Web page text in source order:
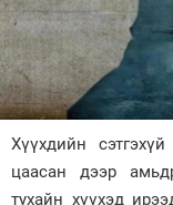
Үзэл бодол
Спорт
Нийгэм
Дэлхий
Хүүхдийн
цаасан дээр
тухайн хүүхэд